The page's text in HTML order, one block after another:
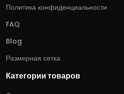
Политика конфиденциальности
FAQ
Blog
Размерная сетка
Категории товаров